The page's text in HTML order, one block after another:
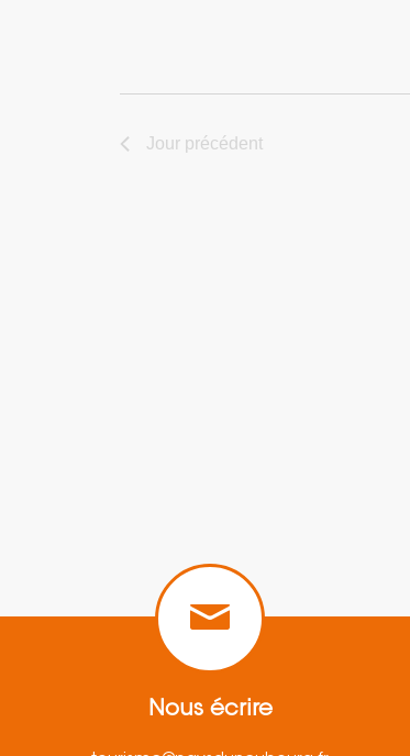
Jour précédent
Nous écrire